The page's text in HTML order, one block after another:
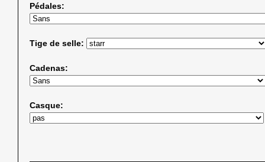
Pédales:
Tige de selle:
Cadenas:
Casque: